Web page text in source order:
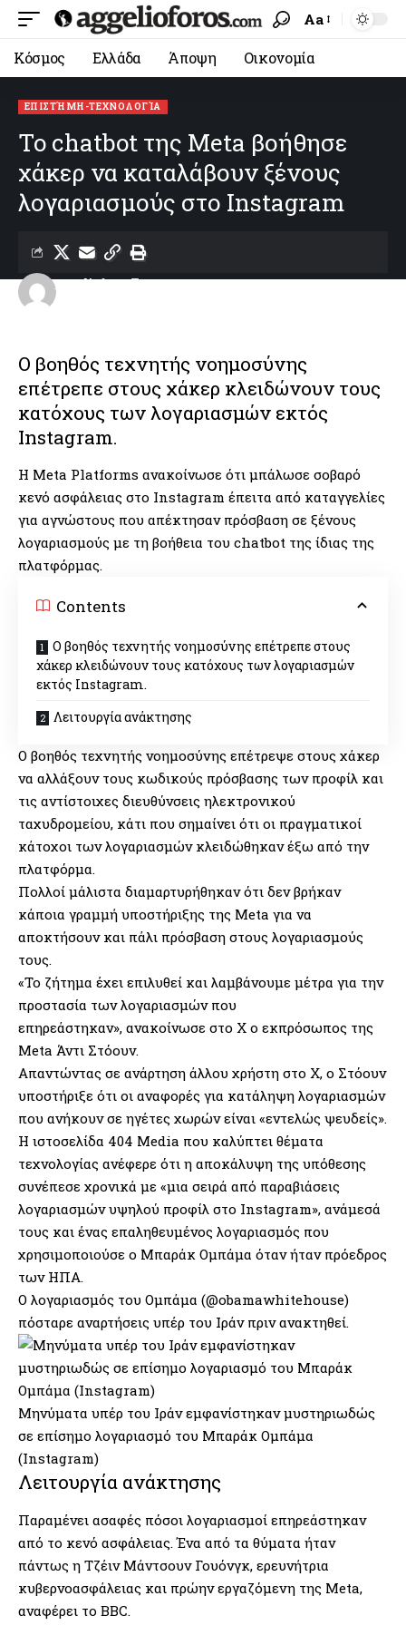
Aa
Κόσμος Ελλάδα Άποψη Οικονομία
ΕΠΙΣΤΉΜΗ-ΤΕΧΝΟΛΟΓΊΑ
To chatbot της Meta βοήθησε
χάκερ να καταλάβουν ξένους
λογαριασμούς στο Instagram
Last updated: 03/06/2026 09:48
aggelioforos
Ο βοηθός τεχνητής νοημοσύνης
επέτρεπε στους χάκερ κλειδώνουν τους
κατόχους των λογαριασμών εκτός
Instagram.
Η Meta Platforms ανακοίνωσε ότι μπάλωσε σοβαρό
κενό ασφάλειας στο Instagram έπειτα από καταγγελίες
για αγνώστους που απέκτησαν πρόσβαση σε ξένους
λογαριασμούς με τη βοήθεια του chatbot της ίδιας της
πλατφόρμας.
Contents
Ο βοηθός τεχνητής νοημοσύνης επέτρεπε στους
χάκερ κλειδώνουν τους κατόχους των λογαριασμών
εκτός Instagram.
Λειτουργία ανάκτησης
Ο βοηθός τεχνητής νοημοσύνης επέτρεψε στους χάκερ
να αλλάξουν τους κωδικούς πρόσβασης των προφίλ και
τις αντίστοιχες διευθύνσεις ηλεκτρονικού
ταχυδρομείου, κάτι που σημαίνει ότι οι πραγματικοί
κάτοχοι των λογαριασμών κλειδώθηκαν έξω από την
πλατφόρμα.
Πολλοί μάλιστα διαμαρτυρήθηκαν ότι δεν βρήκαν
κάποια γραμμή υποστήριξης της Meta για να
αποκτήσουν και πάλι πρόσβαση στους λογαριασμούς
τους.
«Το ζήτημα έχει επιλυθεί και λαμβάνουμε μέτρα για την
προστασία των λογαριασμών που
επηρεάστηκαν», ανακοίνωσε στο Χ ο εκπρόσωπος της
Meta Άντι Στόουν.
Απαντώντας σε ανάρτηση άλλου χρήστη στο X, ο Στόουν
υποστήριξε ότι οι αναφορές για κατάληψη λογαριασμών
που ανήκουν σε ηγέτες χωρών είναι «εντελώς ψευδείς».
Η ιστοσελίδα 404 Media που καλύπτει θέματα
τεχνολογίας ανέφερε ότι η αποκάλυψη της υπόθεσης
συνέπεσε χρονικά με «μια σειρά από παραβιάσεις
λογαριασμών υψηλού προφίλ στο Instagram», ανάμεσά
τους και ένας επαληθευμένος λογαριασμός που
χρησιμοποιούσε ο Μπαράκ Ομπάμα όταν ήταν πρόεδρος
των ΗΠΑ.
Ο λογαριασμός του Ομπάμα (@obamawhitehouse)
πόσταρε αναρτήσεις υπέρ του Ιράν πριν ανακτηθεί.
Μηνύματα υπέρ του Ιράν εμφανίστηκαν μυστηριωδώς
σε επίσημο λογαριασμό του Μπαράκ Ομπάμα
(Instagram)
Λειτουργία ανάκτησης
Παραμένει ασαφές πόσοι λογαριασμοί επηρεάστηκαν
από το κενό ασφάλειας. Ένα από τα θύματα ήταν
πάντως η Τζέιν Μάντσουν Γουόνγκ, ερευνήτρια
κυβερνοασφάλειας και πρώην εργαζόμενη της Meta,
αναφέρει το BBC.